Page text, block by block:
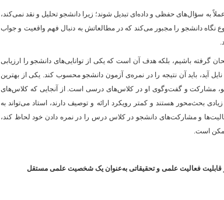
به سؤال‌های حفظی و داده‌ای تبدیل شوند؛ زیرا دانشجو تحلیل و نقد نمی‌کند،
نگاه دانشجو را مجبور می‌کند که در مطالعاتش به دنبال فهم واقعیت و جواب
گرفته باشیم، بلکه هدف آن است که یکی از توانایی‌های دانشجو را ارزیابی
آید، باید آن نتیجه را در نمره‌ی آزمون دانشجو محسوب کند. یکی از بهترین
مشارکت و گفت‌وگوی او در کلاس‌های درسی است. از آنجایی که کلاس‌های
بحث‌محور هستند و کمتر رویکرد ارائه و توصیف دارند، استاد می‌تواند به
فعالیت‌ها و مشارکت‌های دانشجو در کلاس درس را در نمره دادن خود لحاظ کند،
است.
قابلیت فعالیت علمی و تحقیقاتی به‌عنوان یک شخصیت علمی مستقل